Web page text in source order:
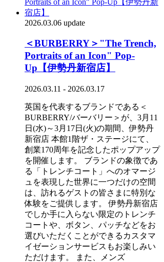
2026.03.06 update
＜BURBERRY＞"The Trench,
Portraits of an Icon" Pop-
Up【伊勢丹新宿店】
2026.03.11 - 2026.03.17
英国を代表するブランドである＜
BURBERRY/バーバリー＞が、3月11
日(水)～3月17日(火)の期間、伊勢丹
新宿店 本館1階ザ・ステージにて、
創業170周年を記念したポップアップ
を開催します。 ブランドの象徴であ
る「トレンチコート」へのオマージ
ュを表現した世界に一つだけの空間
は、訪れるゲストの皆さまに特別な
体験をご提供します。 伊勢丹新宿店
でしか手に入らない限定のトレンチ
コートや、ボタン、パッチなどをお
選びいただくことができるカスタマ
イゼーションサービスもお楽しみい
ただけます。 また、メンズ